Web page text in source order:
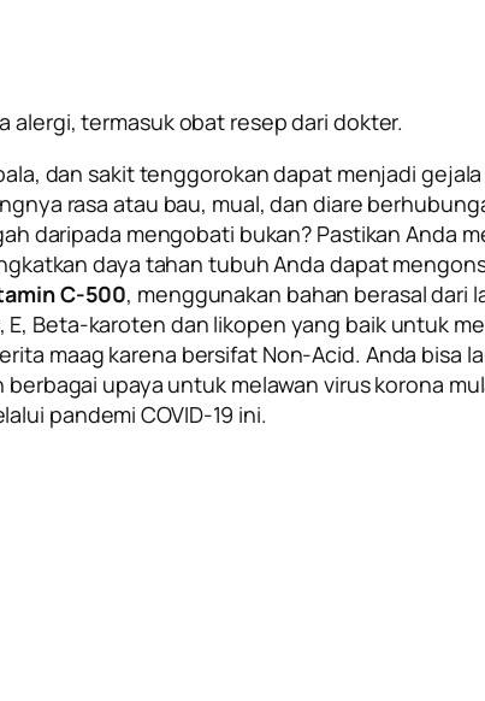
termasuk obat resep dari dokter.
dan sakit tenggorokan dapat menjadi gejala
rasa atau bau, mual, dan diare
daripada mengobati bukan? Pastikan Anda
daya tahan tubuh Anda dapat
C-500, menggunakan bahan berasal dari
Beta-karoten dan likopen yang baik untuk
maag karena bersifat Non-Acid. Anda bisa
berbagai upaya untuk melawan virus korona
pandemi COVID-19 ini.